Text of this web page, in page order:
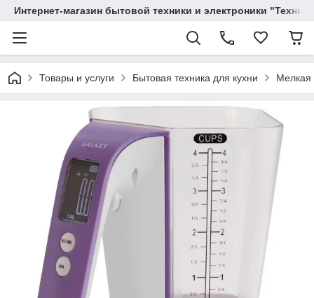
Интернет-магазин бытовой техники и электроники
Товары и услуги Бытовая техника для кухни Мелкая